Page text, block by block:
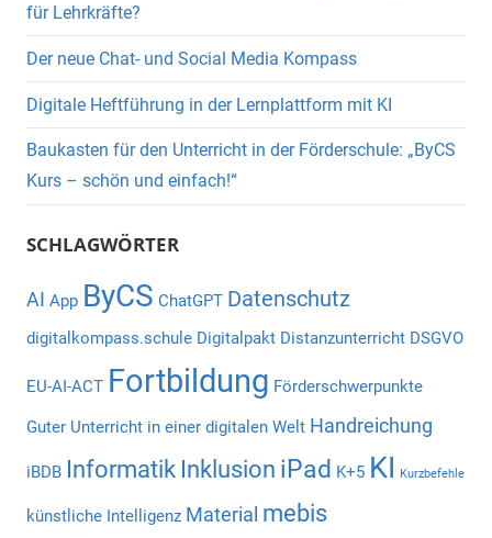
für Lehrkräfte?
Der neue Chat- und Social Media Kompass
Digitale Heftführung in der Lernplattform mit KI
Baukasten für den Unterricht in der Förderschule: „ByCS
Kurs – schön und einfach!“
SCHLAGWÖRTER
AI App ByCS ChatGPT Datenschutz
digitalkompass.schule Digitalpakt Distanzunterricht DSGVO
EU-AI-ACT Fortbildung Förderschwerpunkte
Guter Unterricht in einer digitalen Welt Handreichung
iBDB Informatik Inklusion iPad K+5 KI Kurzbefehle
künstliche Intelligenz Material mebis